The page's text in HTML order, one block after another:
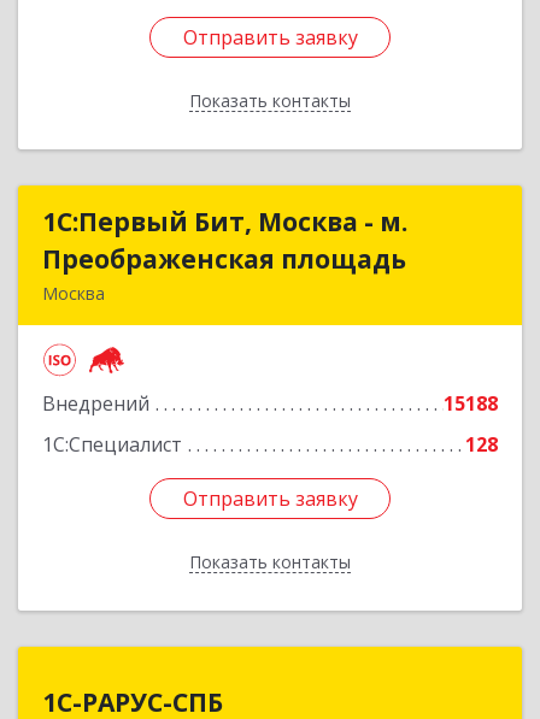
Отправить заявку
Показать контакты
Отправить заявку
Назад
1С:Первый Бит, Москва - м.
Преображенская площадь
Москва
Внедрений
15188
1С:Специалист
128
Отправить заявку
Показать контакты
1С:Первый Бит, Москва - м.
Преображенская площадь
Подробнее
Отправить заявку
Назад
1С-РАРУС-СПБ